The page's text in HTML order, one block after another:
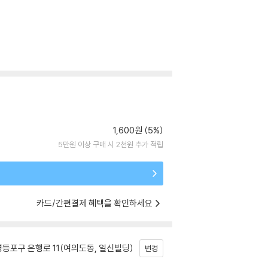
1,600원 (5%)
5만원 이상 구매 시 2천원 추가 적립
카드/간편결제 혜택을 확인하세요
포구 은행로 11(여의도동, 일신빌딩) 변경